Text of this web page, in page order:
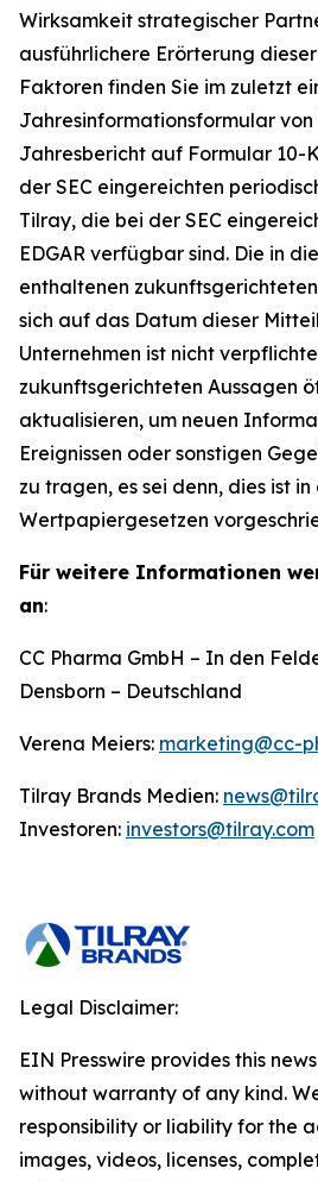
Wirksamkeit strategischer
ausführlichere Erörterung
Faktoren finden Sie im zuletzt
Jahresinformationsformular
Jahresbericht auf Formular 10-
der SEC eingereichten
Tilray, die bei der SEC
EDGAR verfügbar sind. Die in
enthaltenen
sich auf das Datum dieser
Unternehmen ist nicht
zukunftsgerichteten Aussagen
aktualisieren, um neuen
Ereignissen oder sonstigen
zu tragen, es sei denn, dies ist
Wertpapiergesetzen
Für weitere Informationen
an:
CC Pharma GmbH – In den
Densborn – Deutschland
Verena Meiers: marketing@cc-
Tilray Brands Medien:
Investoren: investors@tilray.com
Legal Disclaimer:
EIN Presswire provides this
without warranty of any kind.
responsibility or liability for the
images, videos, licenses,